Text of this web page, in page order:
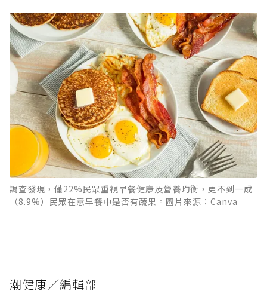
調查發現，僅22%民眾重視早餐健康及營養均衡，更不到一成
（8.9%）民眾在意早餐中是否有蔬果。圖片來源：Canva
潮健康／編輯部